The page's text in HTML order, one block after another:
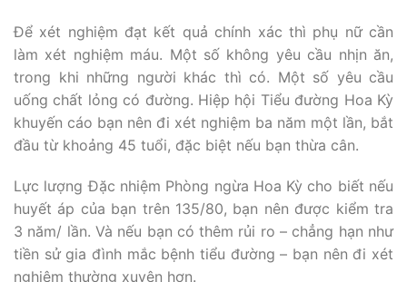
Để xét nghiệm đạt kết quả chính xác thì phụ nữ cần
làm xét nghiệm máu. Một số không yêu cầu nhịn ăn,
trong khi những người khác thì có. Một số yêu cầu
uống chất lỏng có đường. Hiệp hội Tiểu đường Hoa Kỳ
khuyến cáo bạn nên đi xét nghiệm ba năm một lần, bắt
đầu từ khoảng 45 tuổi, đặc biệt nếu bạn thừa cân.
Lực lượng Đặc nhiệm Phòng ngừa Hoa Kỳ cho biết nếu
huyết áp của bạn trên 135/80, bạn nên được kiểm tra
3 năm/ lần. Và nếu bạn có thêm rủi ro – chẳng hạn như
tiền sử gia đình mắc bệnh tiểu đường – bạn nên đi xét
nghiệm thường xuyên hơn.